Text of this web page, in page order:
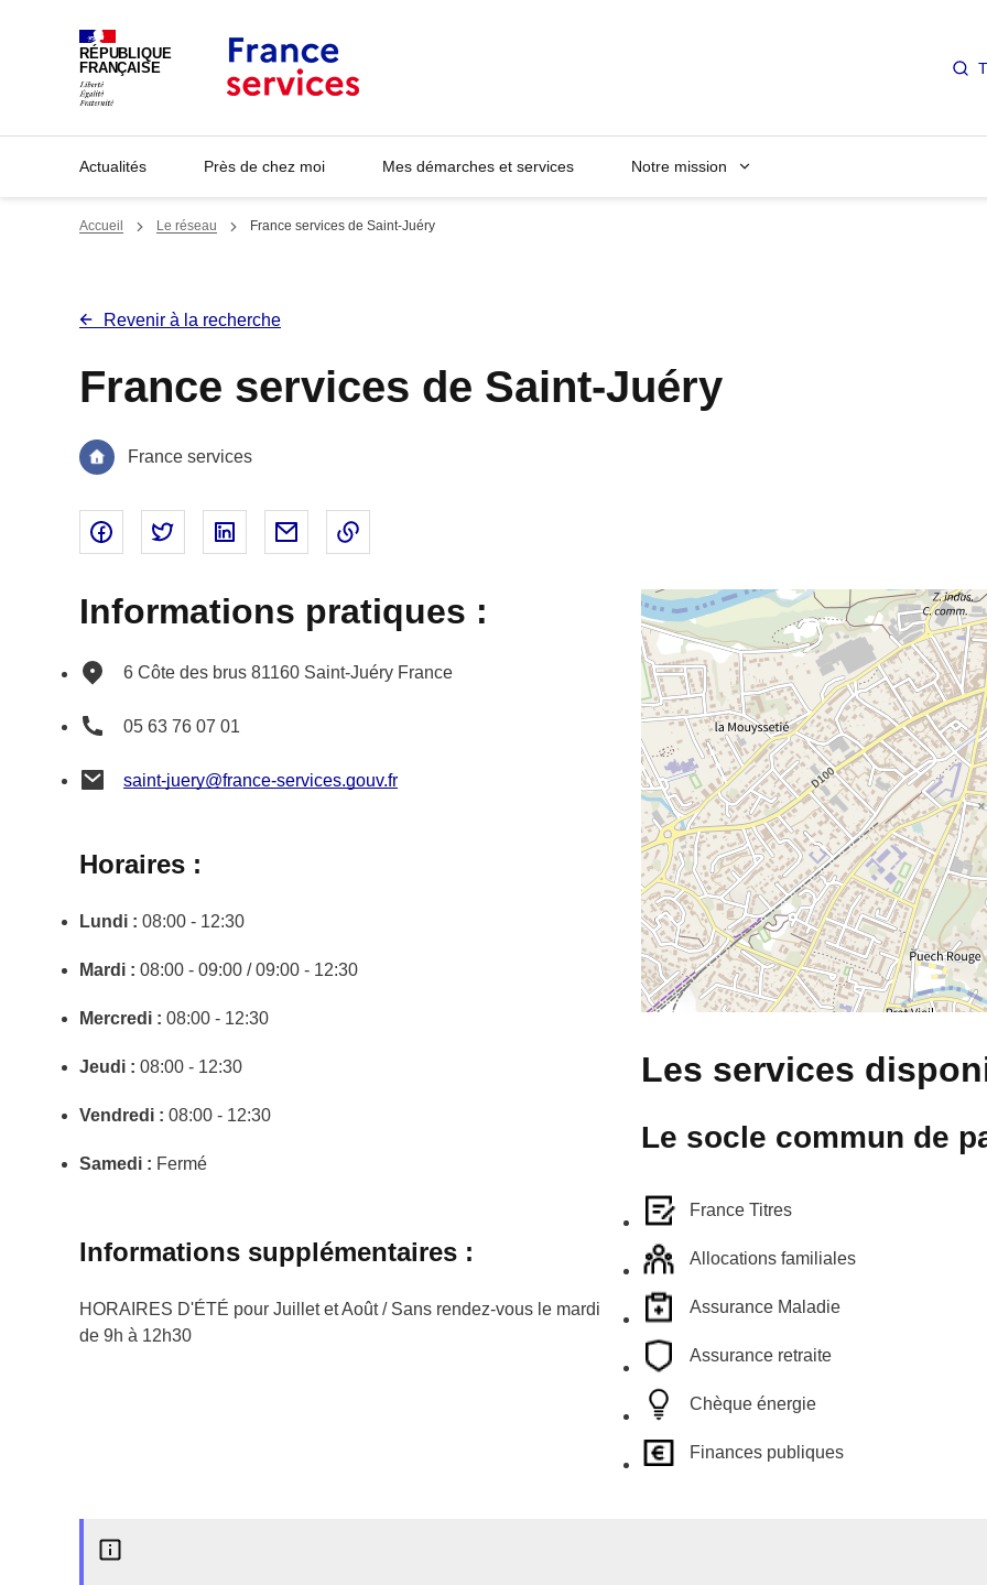
RÉPUBLIQUE
FRANÇAISE
Actualités Près de chez moi Mes démarches et services Notre mission
Accueil Le réseau France services de Saint-Juéry
Revenir à la recherche
France services de Saint-Juéry
France services
Partager sur Facebook - nouvelle fenêtre
Partager sur Twitter - nouvelle fenêtre
Partager sur Linked In - nouvelle fenêtre
Partager par email - nouvelle fenêtre
Informations pratiques :
6 Côte des brus 81160 Saint-Juéry France
05 63 76 07 01
saint-juery@france-services.gouv.fr
Horaires :
Lundi : 08:00 - 12:30
Mardi : 08:00 - 09:00 / 09:00 - 12:30
Mercredi : 08:00 - 12:30
Jeudi : 08:00 - 12:30
Vendredi : 08:00 - 12:30
Samedi : Fermé
Informations supplémentaires :
HORAIRES D'ÉTÉ pour Juillet et Août / Sans rendez-vous le mardi
de 9h à 12h30
Les services
Le socle commun de
France Titres
Allocations familiales
Assurance Maladie
Assurance retraite
Chèque énergie
Finances publiques